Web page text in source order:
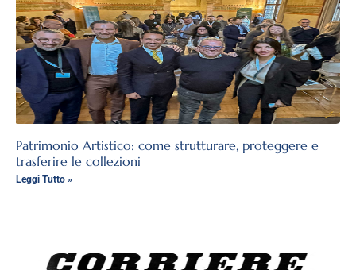
Patrimonio Artistico: come strutturare, proteggere e
trasferire le collezioni
Leggi Tutto »